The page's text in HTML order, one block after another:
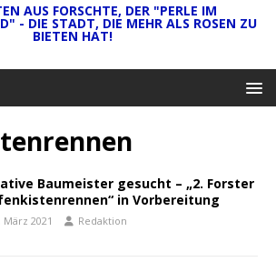
AUS FORSCHTE, DER "PERLE IM
- DIE STADT, DIE MEHR ALS ROSEN ZU
BIETEN HAT!
Baumeister gesucht – „2. Forster
in Vorbereitung
März 2021 Redaktion